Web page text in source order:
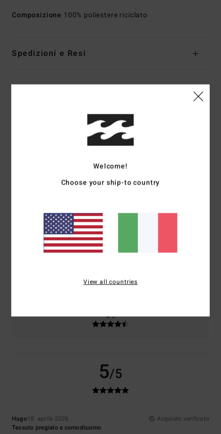
Composizione 100% poliestere riciclato
Spedizioni e Resi
Punteggio medio
5.0
basato su 2 recensioni verificatedal gennaio 2026
Comfort
5.0
Troppo grande
4.5
5/5
Hugo18. aprile 2026
Acquisto verificato
Tessuto pregiato e comodissimo
Welcome!
Choose your ship-to country
View all countries